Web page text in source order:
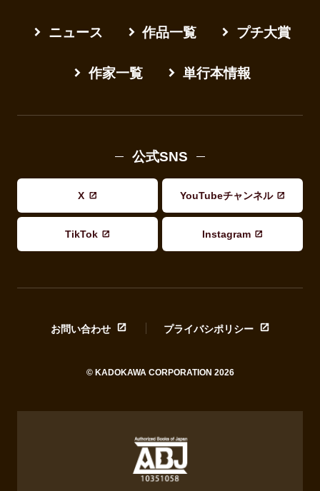
ニュース 作品一覧 プチ大賞
作家一覧 単行本情報
公式SNS
X YouTubeチャンネル
TikTok Instagram
お問い合わせ プライバシポリシー
© KADOKAWA CORPORATION 2026